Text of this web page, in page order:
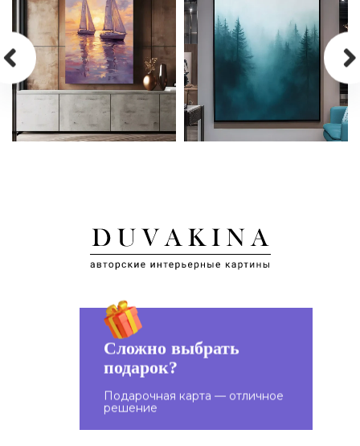
Сложно выбрать
подарок?
Подарочная карта — отличное
решение
Подарите подарочную